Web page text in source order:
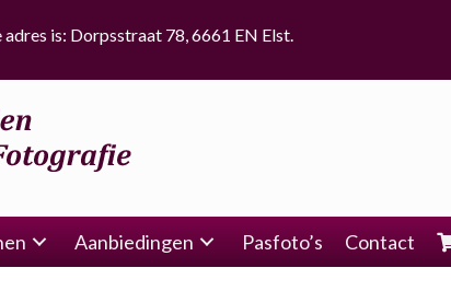
is: Dorpsstraat 78, 6661 EN Elst.
Aanbiedingen Pasfoto’s Contact